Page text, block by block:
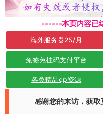
------本页内容已
海外服务器25/月
免签免挂码支付平台
各类精品qp资源
感谢您的来访，获取